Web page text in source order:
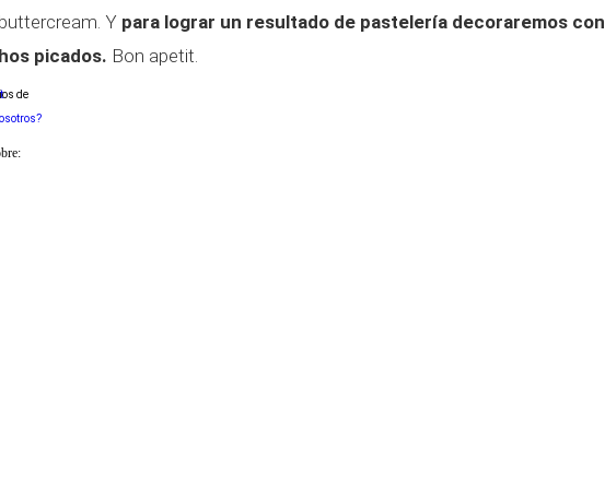
Y para lograr un resultado de pastelería decoraremos con
picados. Bon apetit.
de